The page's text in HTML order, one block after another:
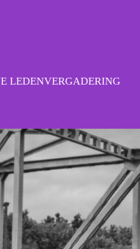
LEDENVERGADERING